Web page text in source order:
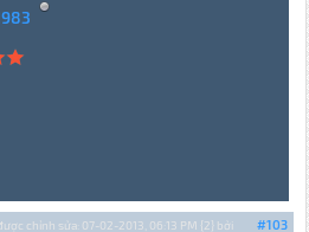
#103
chỉnh sửa: 07-02-2013, 06:13 PM {2} bởi